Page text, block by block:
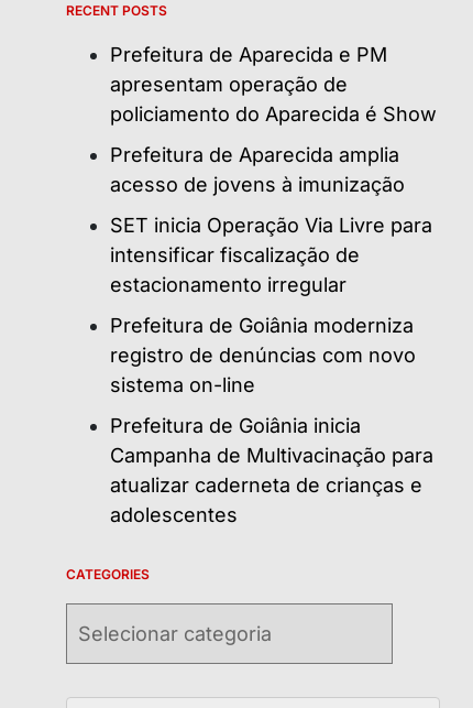
RECENT POSTS
Prefeitura de Aparecida e PM
apresentam operação de
policiamento do Aparecida é Show
Prefeitura de Aparecida amplia
acesso de jovens à imunização
SET inicia Operação Via Livre para
intensificar fiscalização de
estacionamento irregular
Prefeitura de Goiânia moderniza
registro de denúncias com novo
sistema on-line
Prefeitura de Goiânia inicia
Campanha de Multivacinação para
atualizar caderneta de crianças e
adolescentes
CATEGORIES